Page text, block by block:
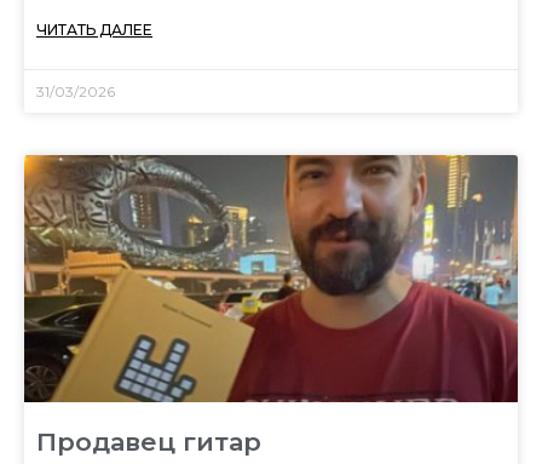
ЧИТАТЬ ДАЛЕЕ
31/03/2026
Продавец гитар